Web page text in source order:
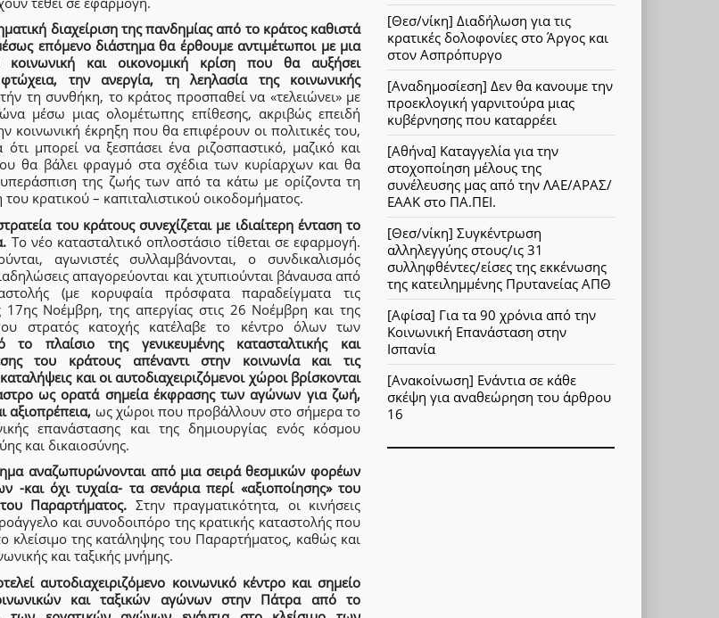
διαχείριση της πανδημίας από το κράτος καθιστά
επόμενο διάστημα θα έρθουμε αντιμέτωποι με μια
και οικονομική κρίση που θα αυξήσει
την ανεργία, τη λεηλασία της κοινωνικής
τη συνθήκη, το κράτος προσπαθεί να «τελειώνει» με
μέσω μιας ολομέτωπης επίθεσης, ακριβώς επειδή
κοινωνική έκρηξη που θα επιφέρουν οι πολιτικές του,
μπορεί να ξεσπάσει ένα ριζοσπαστικό, μαζικό και
θα βάλει φραγμό στα σχέδια των κυρίαρχων και θα
υπεράσπιση της ζωής των από τα κάτω με ορίζοντα τη
κρατικού – καπιταλιστικού οικοδομήματος.
του κράτους συνεχίζεται με ιδιαίτερη ένταση το
Το νέο κατασταλτικό οπλοστάσιο τίθεται σε εφαρμογή.
αγωνιστές συλλαμβάνονται, ο συνδικαλισμός
απαγορεύονται και χτυπιούνται βάναυσα από
(με κορυφαία πρόσφατα παραδείγματα τις
17ης Νοέμβρη, της απεργίας στις 26 Νοέμβρη και της
στρατός κατοχής κατέλαβε το κέντρο όλων των
το πλαίσιο της γενικευμένης κατασταλτικής και
του κράτους απέναντι στην κοινωνία και τις
και οι αυτοδιαχειριζόμενοι χώροι βρίσκονται
ως ορατά σημεία έκφρασης των αγώνων για ζωή,
αξιοπρέπεια, ως χώροι που προβάλλουν στο σήμερα το
επανάστασης και της δημιουργίας ενός κόσμου
και δικαιοσύνης.
αναζωπυρώνονται από μια σειρά θεσμικών φορέων
-και όχι τυχαία- τα σενάρια περί «αξιοποίησης» του
Παραρτήματος. Στην πραγματικότητα, οι κινήσεις
και συνοδοιπόρο της κρατικής καταστολής που
κλείσιμο της κατάληψης του Παραρτήματος, καθώς και
και ταξικής μνήμης.
αυτοδιαχειριζόμενο κοινωνικό κέντρο και σημείο
και ταξικών αγώνων στην Πάτρα από το
[Θεσ/νίκη] Διαδήλωση για τις
κρατικές δολοφονίες στο Άργος και
στον Ασπρόπυργο
[Αναδημοσίεση] Δεν θα κανουμε την
προεκλογική γαρνιτούρα μιας
κυβέρνησης που καταρρέει
[Αθήνα] Καταγγελία για την
στοχοποίηση μέλους της
συνέλευσης μας από την ΛΑΕ/ΑΡΑΣ/
ΕΑΑΚ στο ΠΑ.ΠΕΙ.
[Θεσ/νίκη] Συγκέντρωση
αλληλεγγύης στους/ις 31
συλληφθέντες/είσες της εκκένωσης
της κατειλημμένης Πρυτανείας ΑΠΘ
[Αφίσα] Για τα 90 χρόνια από την
Κοινωνική Επανάσταση στην
Ισπανία
[Ανακοίνωση] Ενάντια σε κάθε
σκέψη για αναθεώρηση του άρθρου
16